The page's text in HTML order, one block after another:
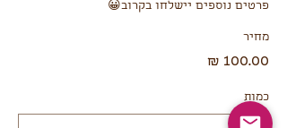
פרטים נוספים יישלחו בקרוב😀
מחיר
כמות